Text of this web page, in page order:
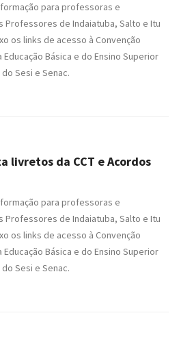
para professoras e
de Indaiatuba, Salto e Itu
os links de acesso à Convenção
Educação Básica e do Ensino Superior
Sesi e Senac.
livretos da CCT e Acordos
para professoras e
de Indaiatuba, Salto e Itu
os links de acesso à Convenção
Educação Básica e do Ensino Superior
Sesi e Senac.